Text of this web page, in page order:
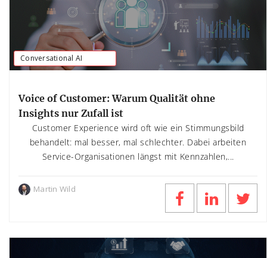
Conversational AI
Voice of Customer: Warum Qualität ohne
Insights nur Zufall ist
Customer Experience wird oft wie ein Stimmungsbild
behandelt: mal besser, mal schlechter. Dabei arbeiten
Service-Organisationen längst mit Kennzahlen,...
Martin Wild